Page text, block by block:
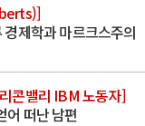
제학과 마르크스주의
콘밸리 IBM 노동자]
떠난 남편